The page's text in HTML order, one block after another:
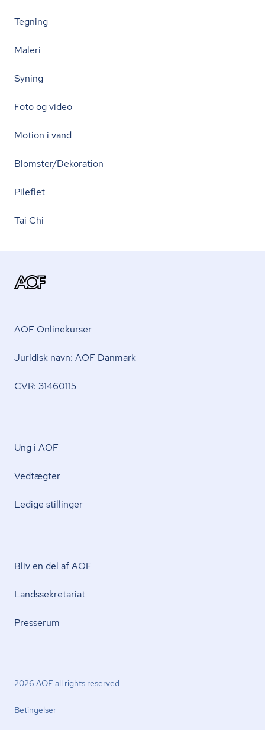
Tegning
Maleri
Syning
Foto og video
Motion i vand
Blomster/Dekoration
Pileflet
Tai Chi
AOF Onlinekurser
Juridisk navn: AOF Danmark
CVR: 31460115
Ung i AOF
Vedtægter
Ledige stillinger
Bliv en del af AOF
Lands­se­kre­ta­ri­at
Presserum
2026 AOF all rights reserved
Betingelser